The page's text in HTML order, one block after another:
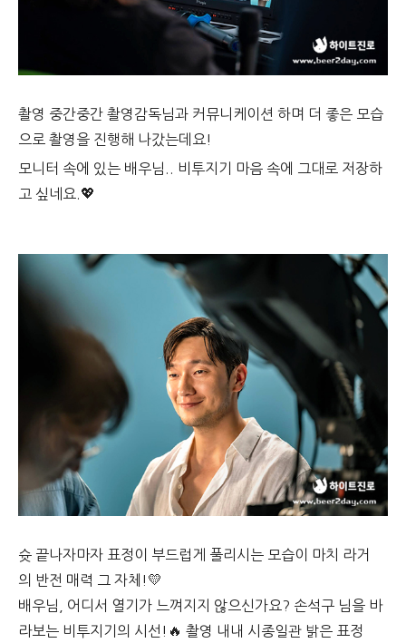
촬영 중간중간 촬영감독님과 커뮤니케이션 하며 더 좋은 모습
으로 촬영을 진행해 나갔는데요!
모니터 속에 있는 배우님.. 비투지기 마음 속에 그대로 저장하
고 싶네요.💖
슛 끝나자마자 표정이 부드럽게 풀리시는 모습이 마치 라거
의 반전 매력 그 자체!💛
배우님, 어디서 열기가 느껴지지 않으신가요? 손석구 님을 바
라보는 비투지기의 시선!🔥 촬영 내내 시종일관 밝은 표정